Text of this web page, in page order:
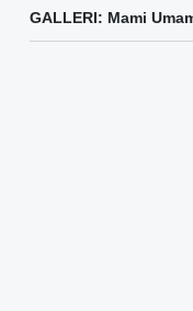
GALLERI: Mami